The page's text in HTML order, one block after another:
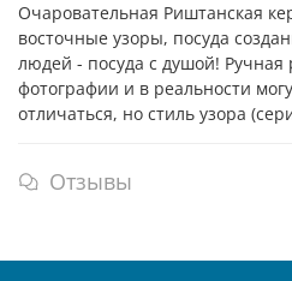
Очаровательная Риштанская
восточные узоры, посуда
людей - посуда с душой! Ручная
фотографии и в реальности
отличаться, но стиль узора
Отзывы